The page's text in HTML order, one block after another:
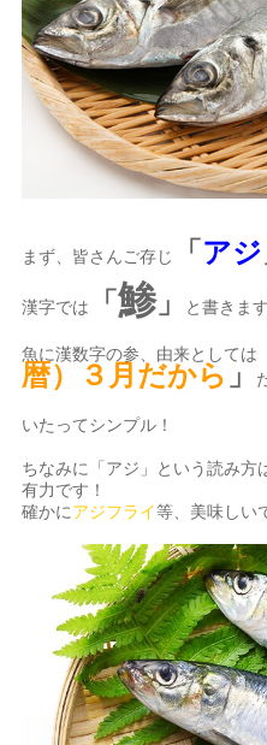
まず、皆さんご存じ 「アジ
漢字では 「鯵」 と書きます
魚に漢数字の参、由来としては
暦）３月だから 」
いたってシンプル！
ちなみに「アジ」という読み方
有力です！
確かにアジフライ等、美味しい